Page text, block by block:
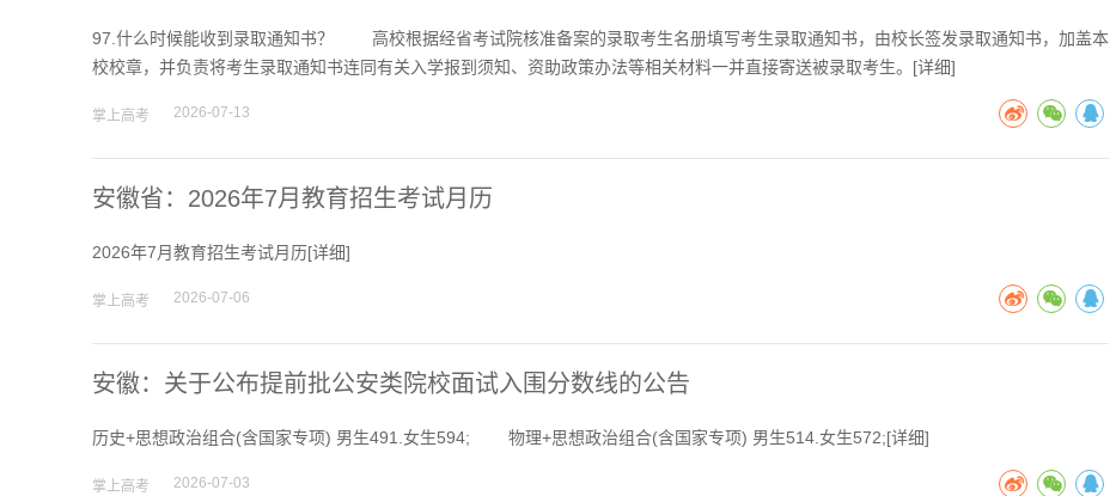
97.什么时候能收到录取通知书？ 高校根据经省考试院核准备案的录取考生名册填写考生录取通知书，由校长签发录取通知书，加盖本
校校章，并负责将考生录取通知书连同有关入学报到须知、资助政策办法等相关材料一并直接寄送被录取考生。[详细]
掌上高考 2026-07-13
安徽省：2026年7月教育招生考试月历
2026年7月教育招生考试月历[详细]
掌上高考 2026-07-06
安徽：关于公布提前批公安类院校面试入围分数线的公告
历史+思想政治组合(含国家专项) 男生491.女生594; 物理+思想政治组合(含国家专项) 男生514.女生572;[详细]
掌上高考 2026-07-03